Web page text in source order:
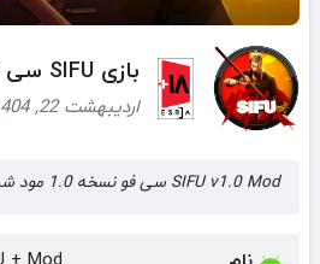
بازی SIFU سی فو اندروید
اردیبهشت 22, 1404 (1 سال قبل)
SIFU v1.0 Mod سی فو نسخه 1.0 مود شده